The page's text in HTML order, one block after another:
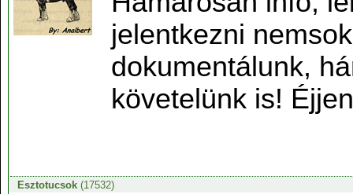
jelentkezni
dokumentálunk,
követelünk is!
Esztotucsok(17532)